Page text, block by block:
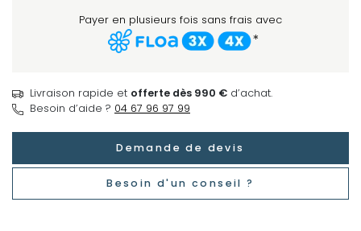
Payer en plusieurs fois sans frais avec
*
Livraison rapide et offerte dès 990 € d’achat.
Besoin d’aide ? 04 67 96 97 99
Demande de devis
Besoin d'un conseil ?